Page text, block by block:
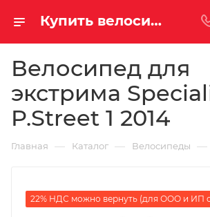
Купить велосипед для экстрима Specialized P.Street 1 2014 за 31730.00000000 руб. в Саратове и Энгельсе
Велосипед для
экстрима
P.Street 1 2014
Главная — Каталог — Велосипеды —
22% НДС можно вернуть (для ООО и ИП